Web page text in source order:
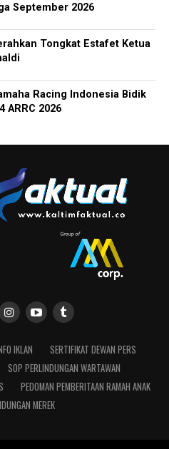
September 2026
Tongkat Estafet Ketua
Racing Indonesia Bidik
ARRC 2026
IKLAN
SERTIFIKAT DEWAN PERS
SOP PERLINDUNGAN WARTAWAN
PEDOMAN PEMBERITAAN RAMAH ANAK
MEREK